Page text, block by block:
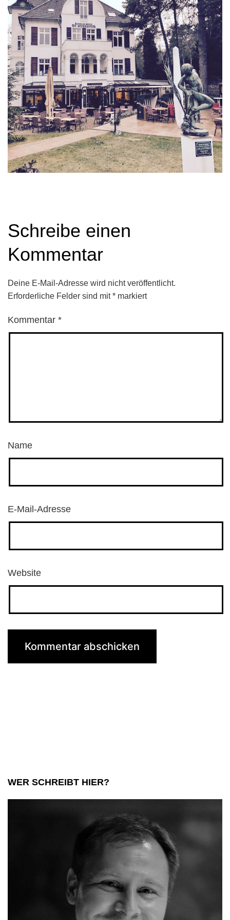
Schreibe einen
Kommentar
Deine E-Mail-Adresse wird nicht veröffentlicht.
Erforderliche Felder sind mit* markiert
Kommentar *
Name
E-Mail-Adresse
Website
WER SCHREIBT HIER?